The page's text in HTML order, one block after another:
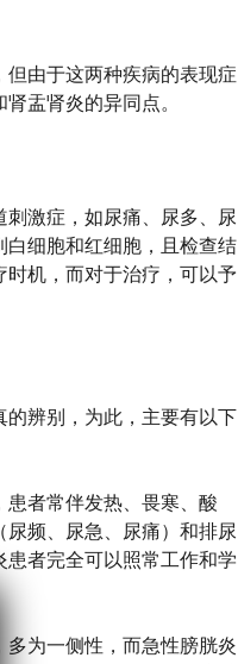
由于这两种疾病的表现症
盂肾炎的异同点。
激症，如尿痛、尿多、尿
白细胞和红细胞，且检查结
机，而对于治疗，可以予
辨别，为此，主要有以下
者常伴发热、畏寒、酸
频、尿急、尿痛）和排尿
者完全可以照常工作和学
为一侧性，而急性膀胱炎